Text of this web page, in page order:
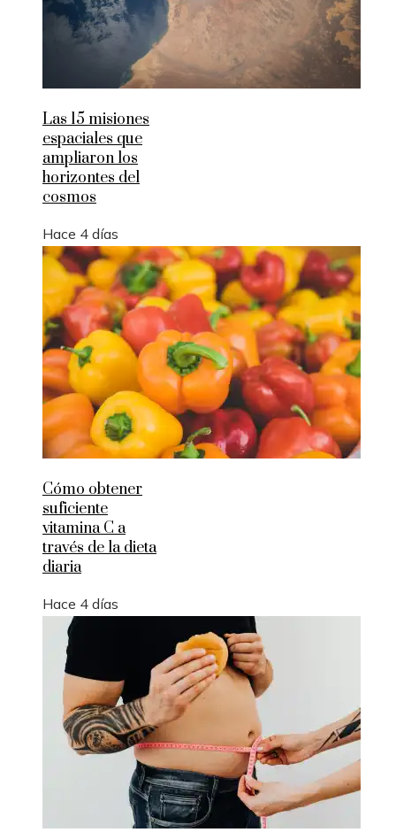
Las 15 misiones
espaciales que
ampliaron los
horizontes del
cosmos
Hace 4 días
Cómo obtener
suficiente
vitamina C a
través de la dieta
diaria
Hace 4 días